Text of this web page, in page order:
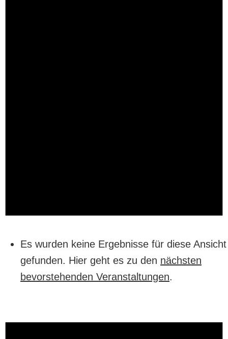
Es wurden keine Ergebnisse für diese Ansicht
gefunden. Hier geht es zu den nächsten
bevorstehenden Veranstaltungen.